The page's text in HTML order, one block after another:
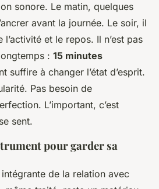
sonore. Le matin, quelques
avant la journée. Le soir, il
et le repos. Il n’est pas
: 15 minutes
suffire à changer l’état d’esprit.
Pas besoin de
L’important, c’est
sent.
pour garder sa
intégrante de la relation avec